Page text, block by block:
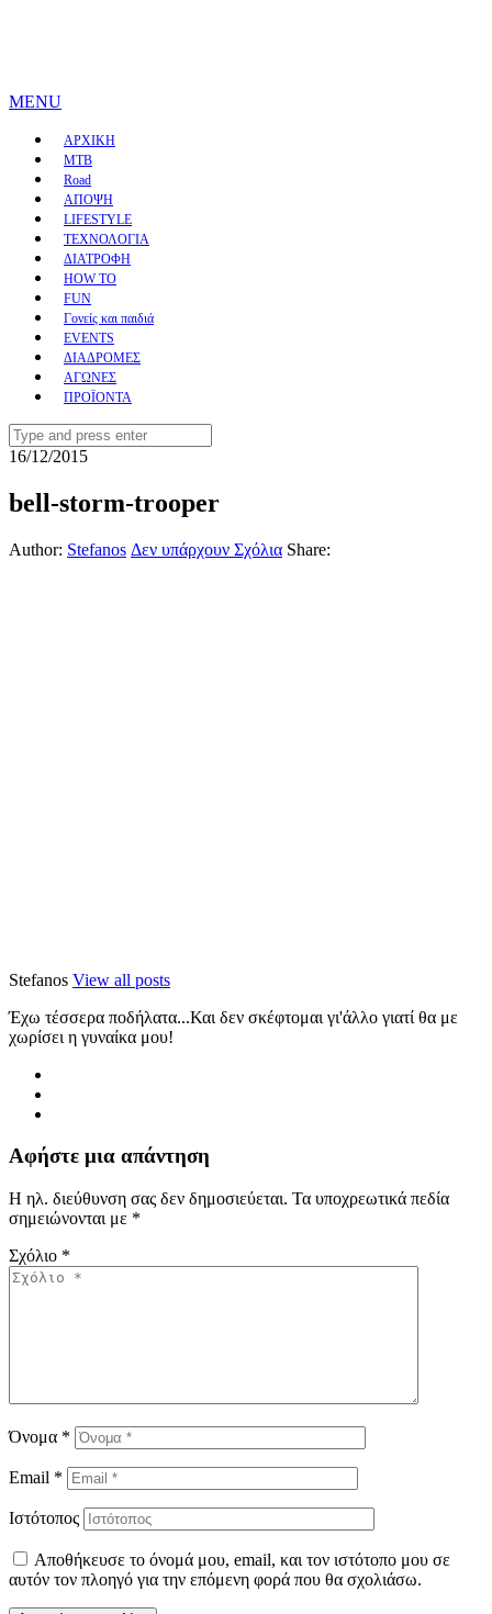
MENU
ΑΡΧΙΚΗ
MTB
Road
ΑΠΟΨΗ
LIFESTYLE
ΤΕΧΝΟΛΟΓΙΑ
ΔΙΑΤΡΟΦΗ
HOW TO
FUN
Γονείς και παιδιά
EVENTS
ΔΙΑΔΡΟΜΕΣ
ΑΓΩΝΕΣ
ΠΡΟΪΟΝΤΑ
Search
for:
16/12/2015
bell-storm-trooper
Author: Stefanos Δεν υπάρχουν Σχόλια Share:
Stefanos View all posts
Έχω τέσσερα ποδήλατα...Και δεν σκέφτομαι γι'άλλο γιατί θα με
χωρίσει η γυναίκα μου!
Αφήστε μια απάντηση
Η ηλ. διεύθυνση σας δεν δημοσιεύεται. Τα υποχρεωτικά πεδία
σημειώνονται με *
Σχόλιο *
Όνομα *
Email *
Ιστότοπος
Αποθήκευσε το όνομά μου, email, και τον ιστότοπο μου σε
αυτόν τον πλοηγό για την επόμενη φορά που θα σχολιάσω.